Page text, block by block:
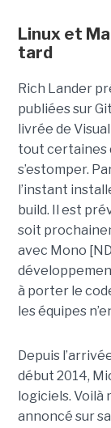
Linux et
tard
Rich Lander
publiées sur
livrée de
tout certaines
s’estomper.
l’instant
build. Il est
soit
avec Mono
à porter le
les équipes
Depuis
début 2014,
logiciels.
annoncé sur